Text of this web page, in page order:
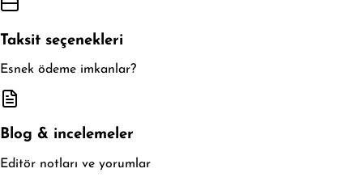
Taksit seçenekleri
Esnek ödeme imkanlar?
Blog & incelemeler
Editör notları ve yorumlar